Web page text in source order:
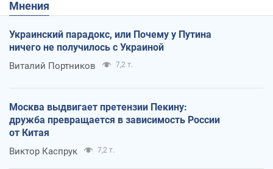
Мнения
Украинский парадокс, или Почему у Путина
ничего не получилось с Украиной
Виталий Портников 7,2 т.
Москва выдвигает претензии Пекину:
дружба превращается в зависимость России
от Китая
Виктор Каспрук 7,2 т.